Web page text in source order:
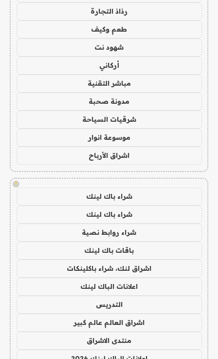
رذاذ التجارة
طعم وكيف
شهود نت
أركاني
مباشر التقنية
مدونة صحبة
شرقيات السياحة
موسوعة انوار
اشراق الأرباح
!
شراء باك لينك
شراء باك لينك
شراء روابط نصية
باقات باك لينك
اشراق لنك، شراء باكلينكات
اعلانات الباك لينك
التدريس
اشراق العالم عالم كبير
منتدى الاشراق